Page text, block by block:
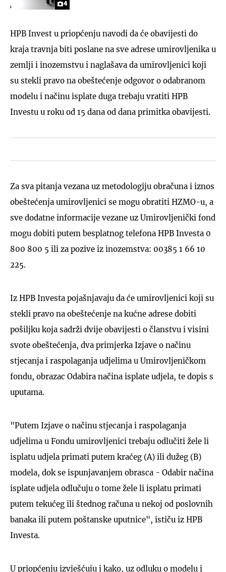
4
HPB Invest u priopćenju navodi da će obavijesti do
kraja travnja biti poslane na sve adrese umirovljenika u
zemlji i inozemstvu i naglašava da umirovljenici koji
su stekli pravo na obeštećenje odgovor o odabranom
modelu i načinu isplate duga trebaju vratiti HPB
Investu u roku od 15 dana od dana primitka obavijesti.
Za sva pitanja vezana uz metodologiju obračuna i iznos
obeštećenja umirovljenici se mogu obratiti HZMO-u, a
sve dodatne informacije vezane uz Umirovljenički fond
mogu dobiti putem besplatnog telefona HPB Investa 0
800 800 5 ili za pozive iz inozemstva: 00385 1 66 10
225.
Iz HPB Investa pojašnjavaju da će umirovljenici koji su
stekli pravo na obeštećenje na kućne adrese dobiti
pošiljku koja sadrži dvije obavijesti o članstvu i visini
svote obeštećenja, dva primjerka Izjave o načinu
stjecanja i raspolaganja udjelima u Umirovljeničkom
fondu, obrazac Odabira načina isplate udjela, te dopis s
uputama.
"Putem Izjave o načinu stjecanja i raspolaganja
udjelima u Fondu umirovljenici trebaju odlučiti žele li
isplatu udjela primati putem kraćeg (A) ili dužeg (B)
modela, dok se ispunjavanjem obrasca - Odabir načina
isplate udjela odlučuju o tome žele li isplatu primati
putem tekućeg ili štednog računa u nekoj od poslovnih
banaka ili putem poštanske uputnice", ističu iz HPB
Investa.
U priopćenju izvješćuju i kako, uz odluku o modelu i